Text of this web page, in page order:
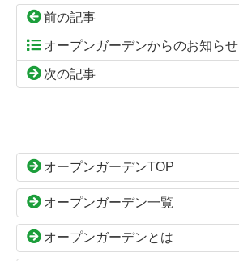
前の記事
オープンガーデンからのお知らせ
次の記事
ン
本
文
先
の
頭
へ
る
オープンガーデンTOP
オープンガーデン一覧
オープンガーデンとは